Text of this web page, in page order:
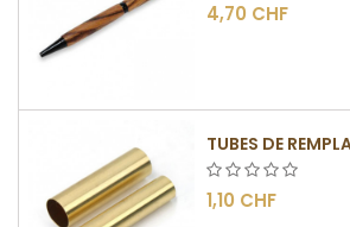
4,70 CHF
1,10 CHF